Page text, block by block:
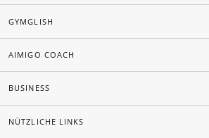
GYMGLISH
AIMIGO COACH
BUSINESS
NÜTZLICHE LINKS